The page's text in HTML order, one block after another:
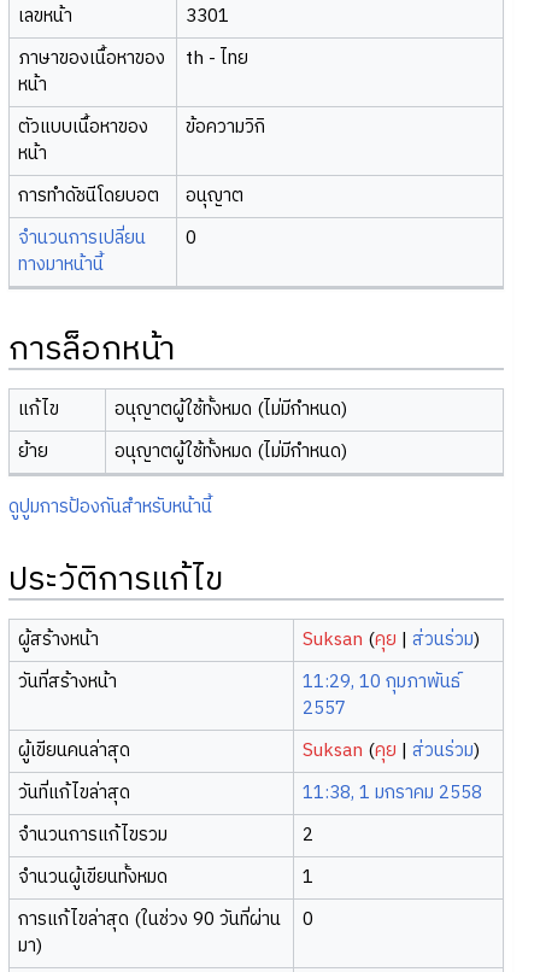
เลขหน้า
3301
ภาษาของเนื้อหาของ
หน้า
th - ไทย
ตัวแบบเนื้อหาของ
หน้า
ข้อความวิกิ
การทำดัชนีโดยบอต
อนุญาต
จำนวนการเปลี่ยน
ทางมาหน้านี้
0
การล็อกหน้า
แก้ไข
อนุญาตผู้ใช้ทั้งหมด (ไม่มีกำหนด)
ย้าย
อนุญาตผู้ใช้ทั้งหมด (ไม่มีกำหนด)
ดูปูมการป้องกันสำหรับหน้านี้
ประวัติการแก้ไข
ผู้สร้างหน้า Suksan (คุย |ส่วนร่วม)
วันที่สร้างหน้า
11:29, 10 กุมภาพันธ์
2557
ผู้เขียนคนล่าสุด
Suksan (คุย |ส่วนร่วม)
วันที่แก้ไขล่าสุด
11:38, 1 มกราคม 2558
จำนวนการแก้ไขรวม
2
จำนวนผู้เขียนทั้งหมด
1
การแก้ไขล่าสุด (ในช่วง 90 วันที่ผ่าน
มา)
0